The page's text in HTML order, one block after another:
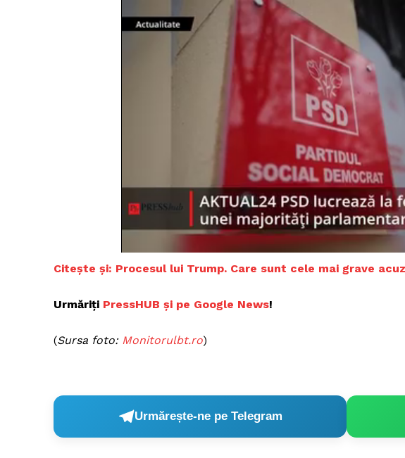
Citește și: Procesul lui Trump. Care sunt cele mai grave
Urmăriți PressHUB și pe Google News!
(Sursa foto: Monitorulbt.ro)
Urmărește-ne pe Telegram